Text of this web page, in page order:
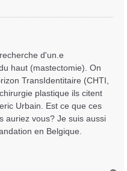
d'un.e
haut (mastectomie). On
TransIdentitaire (CHTI,
plastique ils citent
Urbain. Est ce que ces
auriez vous? Je suis aussi
en Belgique.